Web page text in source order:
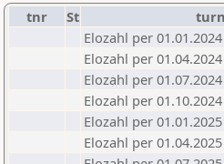
tnr St
Elozahl per 01.01.2024
Elozahl per 01.04.2024
Elozahl per 01.07.2024
Elozahl per 01.10.2024
Elozahl per 01.01.2025
Elozahl per 01.04.2025